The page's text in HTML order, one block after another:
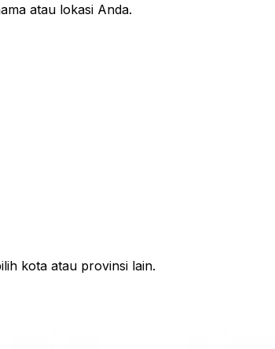
atau lokasi Anda.
kota atau provinsi lain.